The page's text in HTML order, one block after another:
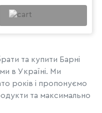
та купити Барні
в Україні. Ми
років і пропонуємо
та максимально